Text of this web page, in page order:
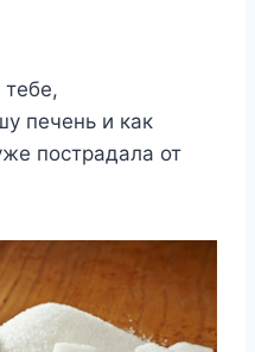
печень и как
пострадала от